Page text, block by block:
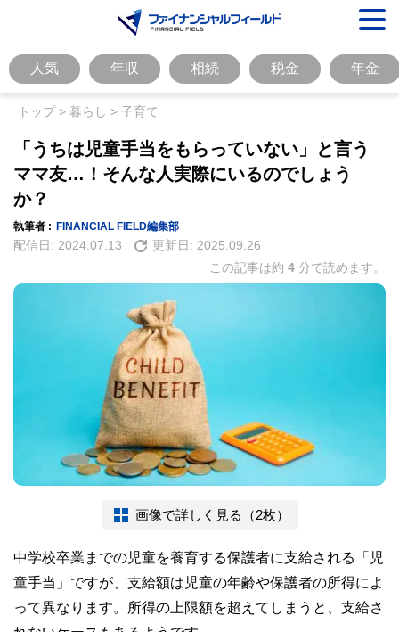
人気 年収 相続 税金 年金
トップ> 暮らし > 子育て
「うちは児童手当をもらっていない」と言う
ママ友…！そんな人実際にいるのでしょう
か？
執筆者 : FINANCIAL FIELD編集部
配信日: 2024.07.13 更新日: 2025.09.26
この記事は約 4 分で読めます。
画像で詳しく見る（2枚）
中学校卒業までの児童を養育する保護者に支給される「児
童手当」ですが、支給額は児童の年齢や保護者の所得によ
って異なります。所得の上限額を超えてしまうと、支給さ